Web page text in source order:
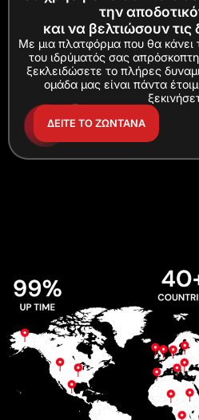
την
και να βελτιώσουν τις
Με μια πλατφόρμα που θα κάνει
του ιδρύματός σας
ξεκλειδώσετε το πλήρες
ομάδα μας είναι πάντα
ΔΕΙΤΕ ΤΟ ΖΩΝΤΑΝΑ